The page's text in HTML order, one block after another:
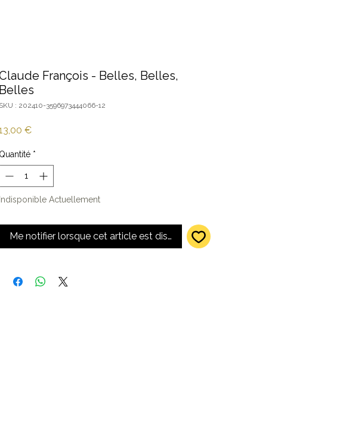
François - Belles, Belles,
Belles
SKU : 202410-3596973444066-12
€Prix
Quantité *
Indisponible Actuellement
Me notifier lorsque cet article est disponible